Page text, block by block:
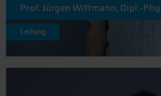
Prof. Jürgen Wittmann, Dipl.-
Leitung